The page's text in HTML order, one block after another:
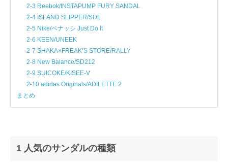
2-3 Reebok/INSTAPUMP FURY SANDAL
2-4 ISLAND SLIPPER/SDL
2-5 Nike/ベナッシ Just Do It
2-6 KEEN/UNEEK
2-7 SHAKA×FREAK’S STORE/RALLY
2-8 New Balance/SD212
2-9 SUICOKE/KISEE-V
2-10 adidas Originals/ADILETTE 2
まとめ
1 人気のサンダルの種類